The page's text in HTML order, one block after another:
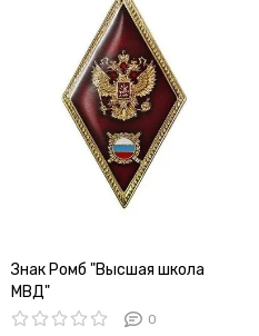
Знак Ромб "Высшая школа
МВД"
0